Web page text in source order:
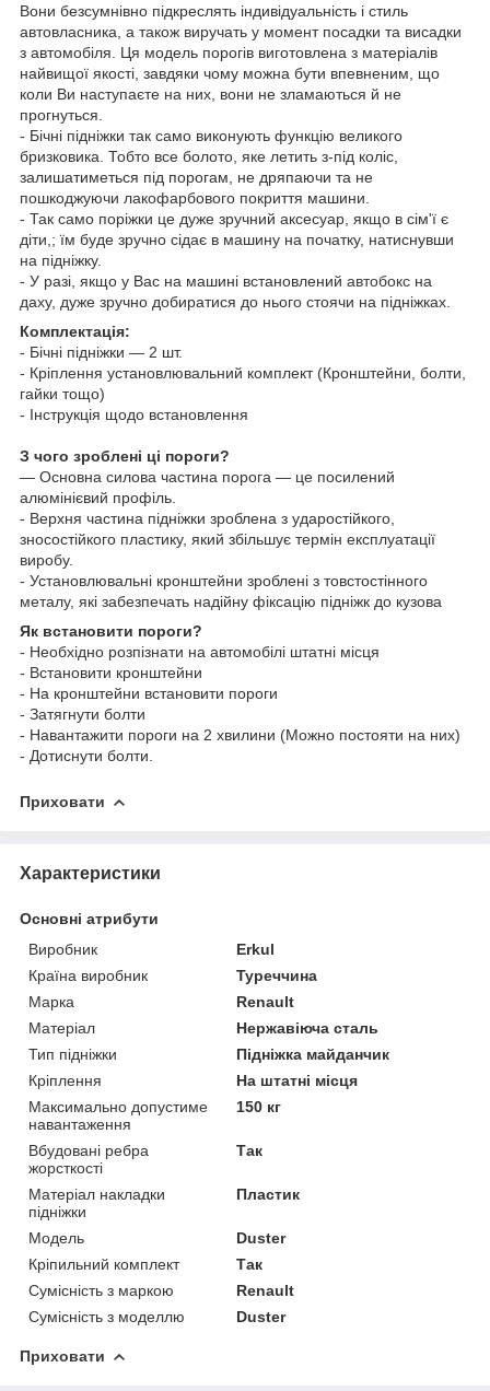
Вони безсумнівно підкреслять індивідуальність і стиль
автовласника, а також виручать у момент посадки та висадки
з автомобіля. Ця модель порогів виготовлена з матеріалів
найвищої якості, завдяки чому можна бути впевненим, що
коли Ви наступаєте на них, вони не зламаються й не
прогнуться.
- Бічні підніжки так само виконують функцію великого
бризковика. Тобто все болото, яке летить з-під коліс,
залишатиметься під порогам, не дряпаючи та не
пошкоджуючи лакофарбового покриття машини.
- Так само поріжки це дуже зручний аксесуар, якщо в сім'ї є
діти,; їм буде зручно сідає в машину на початку, натиснувши
на підніжку.
- У разі, якщо у Вас на машині встановлений автобокс на
даху, дуже зручно добиратися до нього стоячи на підніжках.
Комплектація:
- Бічні підніжки — 2 шт.
- Кріплення установлювальний комплект (Кронштейни, болти,
гайки тощо)
- Інструкція щодо встановлення
З чого зроблені ці пороги?
— Основна силова частина порога — це посилений
алюмінієвий профіль.
- Верхня частина підніжки зроблена з ударостійкого,
зносостійкого пластику, який збільшує термін експлуатації
виробу.
- Установлювальні кронштейни зроблені з товстостінного
металу, які забезпечать надійну фіксацію підніжк до кузова
Як встановити пороги?
- Необхідно розпізнати на автомобілі штатні місця
- Встановити кронштейни
- На кронштейни встановити пороги
- Затягнути болти
- Навантажити пороги на 2 хвилини (Можно постояти на них)
- Дотиснути болти.
Приховати
Характеристики
Основні атрибути
Виробник
Erkul
Країна виробник
Туреччина
Марка
Renault
Матеріал
Нержавіюча сталь
Тип підніжки
Підніжка майданчик
Кріплення
На штатні місця
Максимально допустиме
навантаження
150 кг
Вбудовані ребра
жорсткості
Так
Матеріал накладки
підніжки
Пластик
Модель
Duster
Кріпильний комплект
Так
Сумісність з маркою
Renault
Сумісність з моделлю
Duster
Приховати